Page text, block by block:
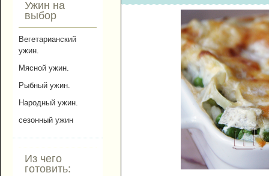
Ужин на
выбор
Вегетарианский
ужин.
Мясной ужин.
Рыбный ужин.
Народный ужин.
сезонный ужин
Из чего
готовить: